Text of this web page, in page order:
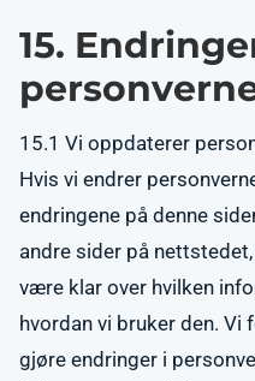
15.
15.1 Vi oppdaterer
Hvis vi endrer
endringene på denne
andre sider på
være klar over hvilken
hvordan vi bruker den.
gjøre endringer i